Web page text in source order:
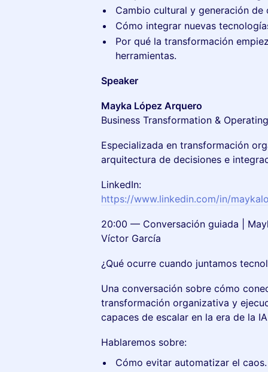
Cambio cultural y generación de
Cómo integrar nuevas
Por qué la transformación
herramientas.
Speaker
Mayka López Arquero
Business Transformation &
Especializada en transformación
arquitectura de decisiones e
LinkedIn:
https://www.linkedin.com/in/
20:00 — Conversación guiada |
Víctor García
¿Qué ocurre cuando juntamos
Una conversación sobre cómo
transformación organizativa y
capaces de escalar en la era de la
Hablaremos sobre:
Cómo evitar automatizar el caos.